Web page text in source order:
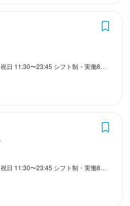
間・休憩1時間 ※勤務時間は相談に応じます ※終電に合わせた働き方も選べます！
間・休憩1時間 ※勤務時間は相談に応じます ※終電に合わせた働き方も選べます！
防火管理者の合格者は試験料を会
備 制服貸与
生産者への訪問研修あり
防火管理者の合格者は試験料を会
備 制服貸与
生産者への訪問研修あり
防火管理者の合格者は試験料を会
備 制服貸与
生産者への訪問研修あり
防火管理者の合格者は試験料を会
備 制服貸与
生産者への訪問研修あり
舗運営など、多岐にわたる業務に
経験を存分に活かせる環境です。
お任せします。接客未経験の方で
です。
任せします。未経験の方でも安心